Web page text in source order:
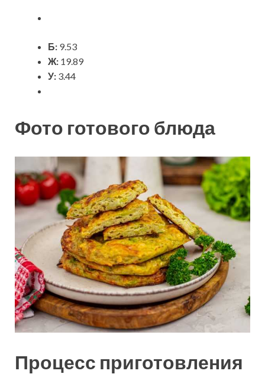
Б: 9.53
Ж: 19.89
У: 3.44
Фото готового блюда
Процесс приготовления